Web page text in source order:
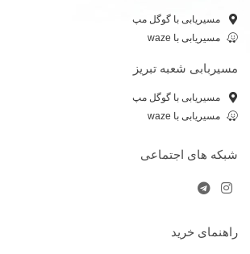
مسیریابی با گوگل مپ
مسیریابی با waze
مسیربابی شعبه تبریز
مسیریابی با گوگل مپ
مسیریابی با waze
شبکه های اجتماعی
راهنمای خرید